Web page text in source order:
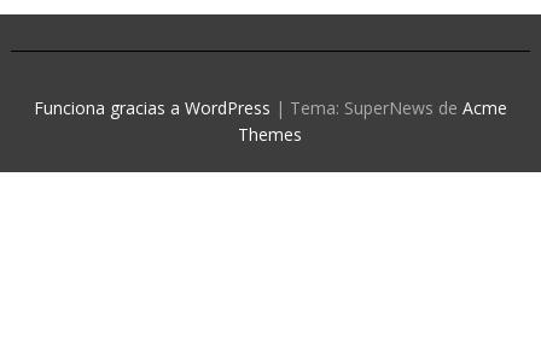
Funciona gracias a WordPress | Tema: SuperNews de Acme
Themes